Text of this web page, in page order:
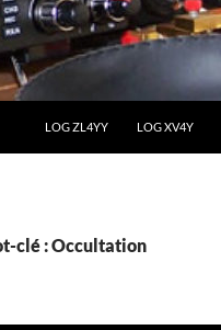
LOG ZL4YY LOG XV4Y
clé : Occultation